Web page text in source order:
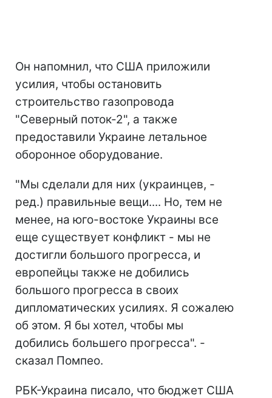
Он напомнил, что США приложили
усилия, чтобы остановить
строительство газопровода
"Северный поток-2", а также
предоставили Украине летальное
оборонное оборудование.
"Мы сделали для них (украинцев, -
ред.) правильные вещи.... Но, тем не
менее, на юго-востоке Украины все
еще существует конфликт - мы не
достигли большого прогресса, и
европейцы также не добились
большого прогресса в своих
дипломатических усилиях. Я сожалею
об этом. Я бы хотел, чтобы мы
добились большего прогресса". -
сказал Помпео.
РБК-Украина писало, что бюджет США